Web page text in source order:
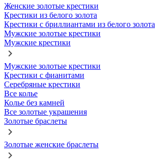
Женские золотые крестики
Крестики из белого золота
Крестики с бриллиантами из белого золота
Мужские золотые крестики
Мужские крестики
Мужские золотые крестики
Крестики с фианитами
Серебряные крестики
Все колье
Колье без камней
Все золотые украшения
Золотые браслеты
Золотые женские браслеты